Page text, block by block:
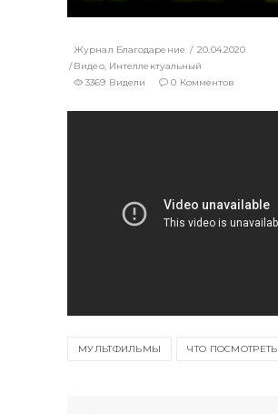
Журнал Благодарение
20.04.2020
Видео, Интеллектуальный
3369 Видели
0 Комментов
МУЛЬТФИЛЬМЫ ЧТО ПОСМОТРЕТЬ